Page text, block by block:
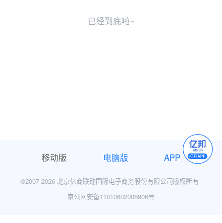
已经到底啦~
移动版 电脑版 APP
©2007-2026 北京亿商联动国际电子商务股份有限公司版权所有
京公网安备11010602006906号